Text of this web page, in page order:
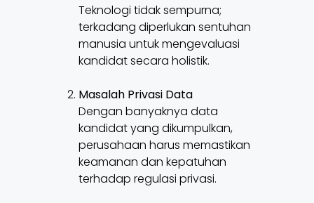
Teknologi tidak sempurna;
terkadang diperlukan sentuhan
manusia untuk mengevaluasi
kandidat secara holistik.
Masalah Privasi Data
Dengan banyaknya data
kandidat yang dikumpulkan,
perusahaan harus memastikan
keamanan dan kepatuhan
terhadap regulasi privasi.